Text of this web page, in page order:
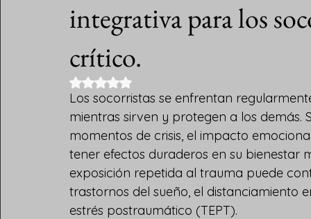
integrativa para los
crítico.
Obtuvo NaN de 5 estrellas.
Los socorristas se enfrentan
mientras sirven y protegen a los
momentos de crisis, el impacto
tener efectos duraderos en su bienestar
exposición repetida al trauma puede
trastornos del sueño, el distanciamiento
estrés postraumático (TEPT).